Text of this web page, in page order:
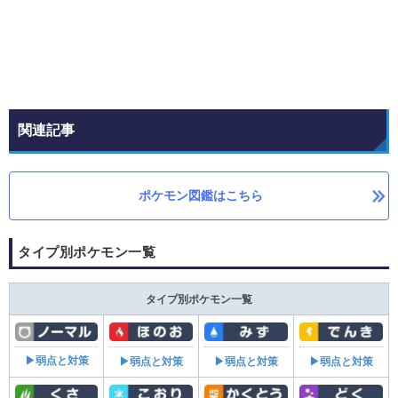
関連記事
ポケモン図鑑はこちら
タイプ別ポケモン一覧
タイプ別ポケモン一覧
▶弱点と対策 ▶弱点と対策 ▶弱点と対策 ▶弱点と対策